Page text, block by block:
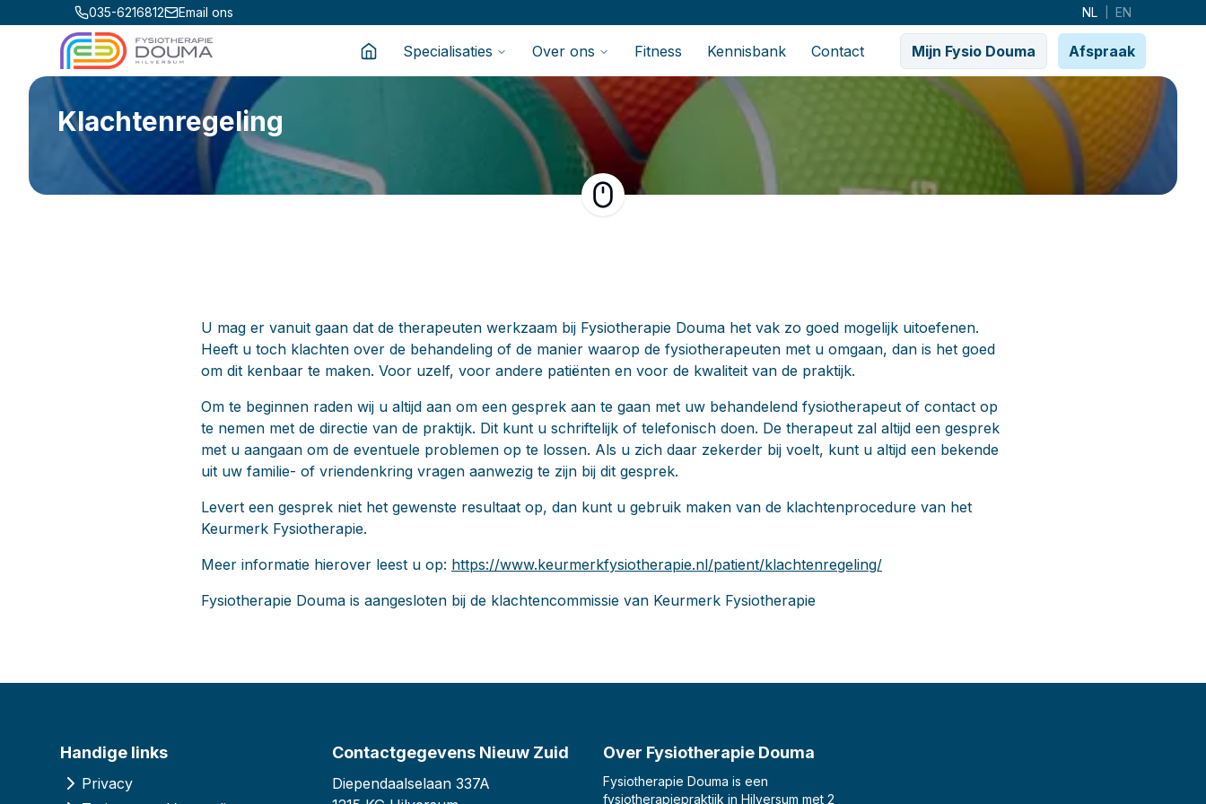
035-6216812 Email ons NL EN
Specialisaties Over ons Fitness Kennisbank Contact Mijn Fysio Douma Afspraak
Klachtenregeling
Scroll naar beneden voor meer inhoud.
U mag er vanuit gaan dat de therapeuten werkzaam bij Fysiotherapie Douma het vak zo goed mogelijk uitoefenen.
Heeft u toch klachten over de behandeling of de manier waarop de fysiotherapeuten met u omgaan, dan is het goed
om dit kenbaar te maken. Voor uzelf, voor andere patiënten en voor de kwaliteit van de praktijk.
Om te beginnen raden wij u altijd aan om een gesprek aan te gaan met uw behandelend fysiotherapeut of contact op
te nemen met de directie van de praktijk. Dit kunt u schriftelijk of telefonisch doen. De therapeut zal altijd een gesprek
met u aangaan om de eventuele problemen op te lossen. Als u zich daar zekerder bij voelt, kunt u altijd een bekende
uit uw familie- of vriendenkring vragen aanwezig te zijn bij dit gesprek.
Levert een gesprek niet het gewenste resultaat op, dan kunt u gebruik maken van de klachtenprocedure van het
Keurmerk Fysiotherapie.
Meer informatie hierover leest u op: https://www.keurmerkfysiotherapie.nl/patient/klachtenregeling/
Fysiotherapie Douma is aangesloten bij de klachtencommissie van Keurmerk Fysiotherapie
Handige links
Privacy
Contactgegevens Nieuw Zuid
Diependaalselaan 337A
Over Fysiotherapie Douma
Fysiotherapie Douma is een
fysiotherapiepraktijk in Hilversum met 2